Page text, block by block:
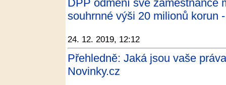
DPP odmění své zaměstnance
souhrnné výši 20 milionů korun
24. 12. 2019, 12:12
Přehledně: Jaká jsou vaše
Novinky.cz